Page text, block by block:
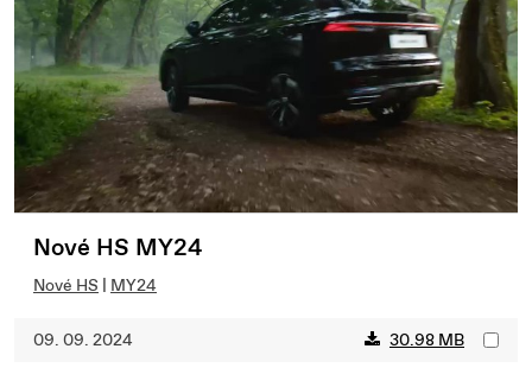
Nové HS MY24
Nové HS | MY24
09. 09. 2024 30.98 MB